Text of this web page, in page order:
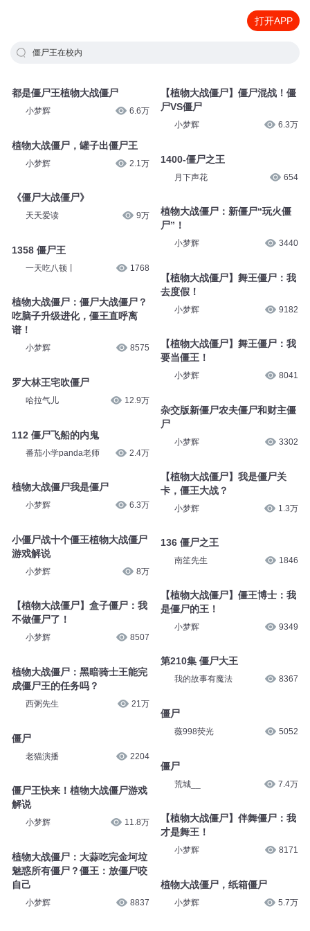
打开APP
僵尸王在校内
都是僵尸王植物大战僵尸
小梦辉 6.6万
植物大战僵尸，罐子出僵尸王
小梦辉 2.1万
《僵尸大战僵尸》
天天爱读 9万
1358 僵尸王
一天吃八顿丨 1768
植物大战僵尸：僵尸大战僵尸？
吃脑子升级进化，僵王直呼离
谱！
小梦辉 8575
罗大林王宅吹僵尸
哈拉气儿 12.9万
112 僵尸飞船的内鬼
番茄小学panda老师 2.4万
植物大战僵尸我是僵尸
小梦辉 6.3万
小僵尸战十个僵王植物大战僵尸
游戏解说
小梦辉 8万
【植物大战僵尸】盒子僵尸：我
不做僵尸了！
小梦辉 8507
植物大战僵尸：黑暗骑士王能完
成僵尸王的任务吗？
西粥先生 21万
僵尸
老猫演播 2204
僵尸王快来！植物大战僵尸游戏
解说
小梦辉 11.8万
植物大战僵尸：大蒜吃完金坷垃
魅惑所有僵尸？僵王：放僵尸咬
自己
小梦辉 8837
【植物大战僵尸】僵尸混战！僵
尸VS僵尸
小梦辉 6.3万
1400-僵尸之王
月下声花 654
植物大战僵尸：新僵尸“玩火僵
尸”！
小梦辉 3440
【植物大战僵尸】舞王僵尸：我
去度假！
小梦辉 9182
【植物大战僵尸】舞王僵尸：我
要当僵王！
小梦辉 8041
杂交版新僵尸农夫僵尸和财主僵
尸
小梦辉 3302
【植物大战僵尸】我是僵尸关
卡，僵王大战？
小梦辉 1.3万
136 僵尸之王
南笙先生 1846
【植物大战僵尸】僵王博士：我
是僵尸的王！
小梦辉 9349
第210集 僵尸大王
我的故事有魔法 8367
僵尸
薇998荧光 5052
僵尸
荒城__ 7.4万
【植物大战僵尸】伴舞僵尸：我
才是舞王！
小梦辉 8171
植物大战僵尸，纸箱僵尸
小梦辉 5.7万